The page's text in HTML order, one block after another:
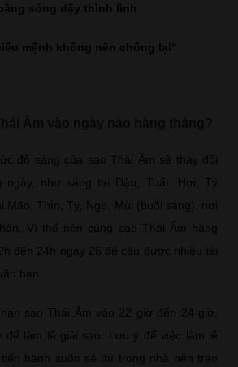
sóng dậy thình lình
mệnh không nên chống lại"
độ sáng của sao Thái Âm sẽ thay đổi
như sáng tại Dậu, Tuất, Hợi, Tý
Mão, Thìn, Tỵ, Ngọ, Mùi (buổi sáng), nơi
Vì thế nên cúng sao Thái Âm hàng
đến 24h ngày 26 để cầu được nhiều tài
hạn.
sao Thái Âm vào 22 giờ đến 24 giờ,
để làm lễ giải sao. Lưu ý để việc làm lễ
hành suôn sẻ thì trong nhà nên treo